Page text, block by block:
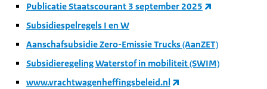
Publicatie Staatscourant 3 september 2025
Subsidiespelregels I en W
Aanschafsubsidie Zero-Emissie Trucks (AanZET)
Subsidieregeling Waterstof in mobiliteit (SWIM)
www.vrachtwagenheffingsbeleid.nl